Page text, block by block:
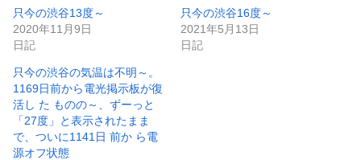
ウ
で
開
す
)
い
(
新
ウ
ィ
ン
ド
ウ
で
開
き
只今の渋谷13度～
2020年11月9日
日記
只今の渋谷16度～
2021年5月13日
日記
只今の渋谷の気温は不明～。
1169日前から電光掲示板が復
活し た ものの～、ずーっと
「27度」と表示されたまま
で、ついに1141日 前か ら電
源オフ状態